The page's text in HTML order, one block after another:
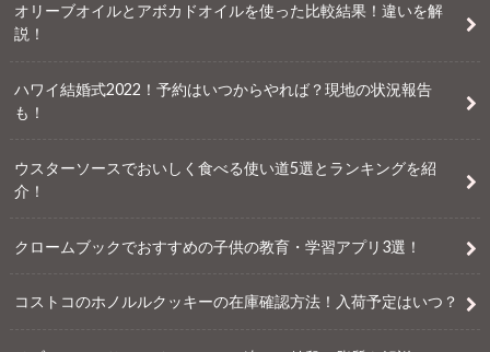
オリーブオイルとアボカドオイルを使った比較結果！違いを解
説！
ハワイ結婚式2022！予約はいつからやれば？現地の状況報告
も！
ウスターソースでおいしく食べる使い道5選とランキングを紹
介！
クロームブックでおすすめの子供の教育・学習アプリ3選！
コストコのホノルルクッキーの在庫確認方法！入荷予定はいつ？